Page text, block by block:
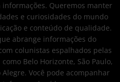
Queremos manter
e curiosidades do mundo
e conteúdo de qualidade.
abrange informações do
colunistas espalhados pelas
Belo Horizonte, São Paulo,
Você pode acompanhar